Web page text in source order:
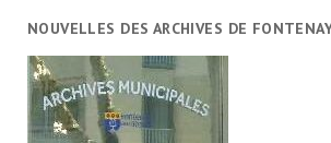
NOUVELLES DES ARCHIVES DE